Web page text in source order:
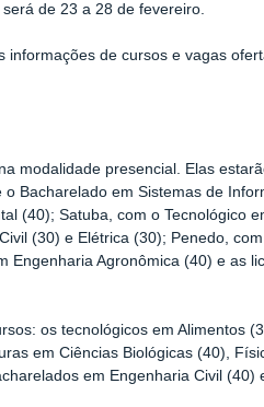
de 23 a 28 de fevereiro.
de cursos e vagas
modalidade presencial. Elas
Bacharelado em Sistemas de
(40); Satuba, com o Tecnológico
(30) e Elétrica (30); Penedo,
Engenharia Agronômica (40) e as
os tecnológicos em Alimentos
em Ciências Biológicas (40),
em Engenharia Civil (40)